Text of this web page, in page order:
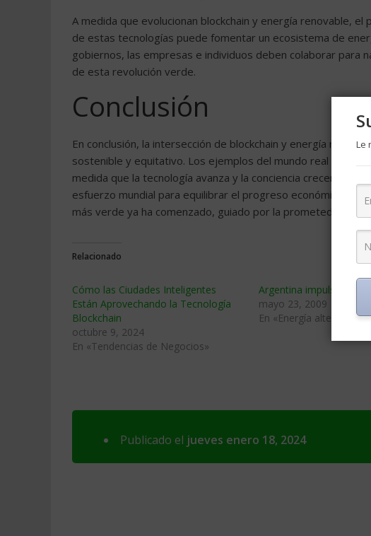
A medida que evolucionan blockchain y energía renovable,
de estas tecnologías puede fomentar un ecosistema de
gobiernos, las empresas e individuos deben colaborar para
de esta revolución verde.
Conclusión
En conclusión, la intersección de blockchain y energía
sostenible y equitativo. Los ejemplos del mundo real
medida que la tecnología avanza y la conciencia crecen,
esfuerzo mundial para equilibrar el progreso económico con
más verde ya ha comenzado, guiado por la prometedora
Relacionado
Cómo las Ciudades Inteligentes
Están Aprovechando la Tecnología
Blockchain
octubre 9, 2024
En «Tendencias de Negocios»
Argentina impulsa
mayo 23, 2009
En «Energía alternativa»
Publicado el jueves enero 18, 2024
Le